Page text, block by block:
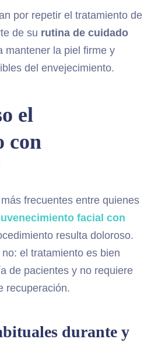
por repetir el tratamiento de
de su rutina de cuidado
mantener la piel firme y
del envejecimiento.
el
con
frecuentes entre quienes
facial con
resulta doloroso.
el tratamiento es bien
de pacientes y no requiere
recuperación.
durante y